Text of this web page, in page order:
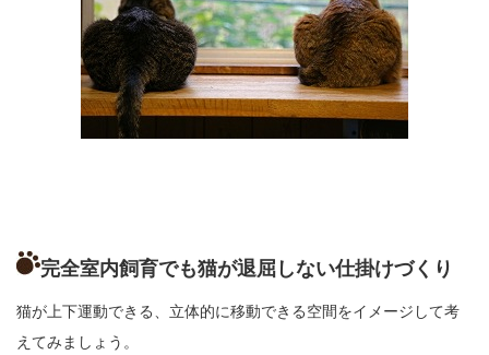
完全室内飼育でも猫が退屈しない仕掛けづくり
猫が上下運動できる、立体的に移動できる空間をイメージして考
えてみましょう。